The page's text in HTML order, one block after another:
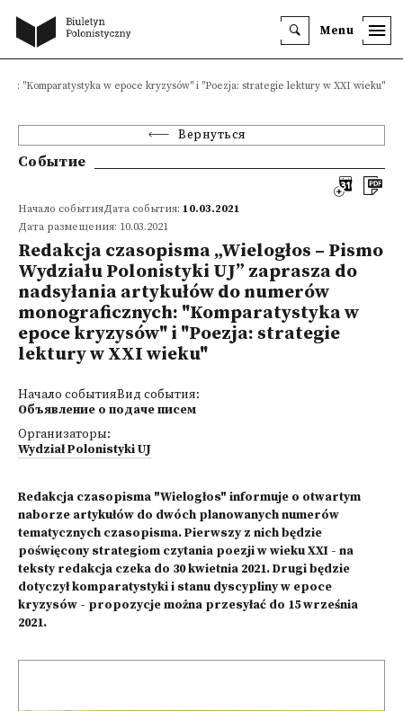
Menu
"Komparatystyka w epoce kryzysów" i "Poezja: strategie lektury w XXI wieku"
Вернуться
Событие
Начало событияДата события: 10.03.2021
Дата размещения: 10.03.2021
Redakcja czasopisma „Wielogłos – Pismo
Wydziału Polonistyki UJ” zaprasza do
nadsyłania artykułów do numerów
monograficznych: "Komparatystyka w
epoce kryzysów" i "Poezja: strategie
lektury w XXI wieku"
Начало событияВид события:
Объявление о подаче писем
Организаторы:
Wydział Polonistyki UJ
Redakcja czasopisma "Wielogłos" informuje o otwartym
naborze artykułów do dwóch planowanych numerów
tematycznych czasopisma. Pierwszy z nich będzie
poświęcony strategiom czytania poezji w wieku XXI - na
teksty redakcja czeka do 30 kwietnia 2021. Drugi będzie
dotyczył komparatystyki i stanu dyscypliny w epoce
kryzysów - propozycje można przesyłać do 15 września
2021.